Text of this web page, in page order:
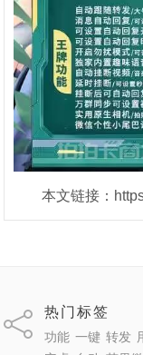
本文链接：
热门标签
功能 一键 转发